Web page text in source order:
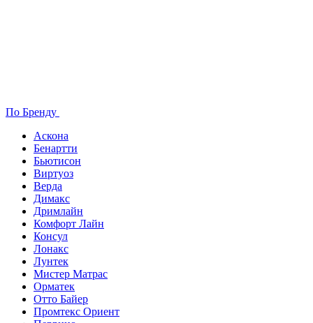
По Бренду
Аскона
Бенартти
Бьютисон
Виртуоз
Верда
Димакс
Дримлайн
Комфорт Лайн
Консул
Лонакс
Лунтек
Мистер Матрас
Орматек
Отто Байер
Промтекс Ориент